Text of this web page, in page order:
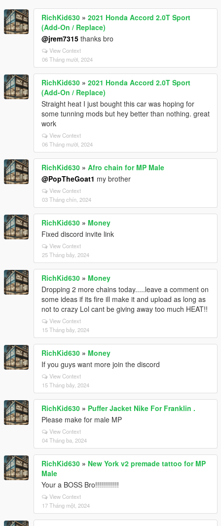
RichKid630 » 2021 Honda Accord 2.0T Sport
(Add-On / Replace)
@jrem7315 thanks bro
View Context
06 Tháng mười, 2024
RichKid630 » 2021 Honda Accord 2.0T Sport
(Add-On / Replace)
Straight heat I just bought this car was hoping for
some tunning mods but hey better than nothing. great
work
View Context
06 Tháng mười, 2024
RichKid630 » Afro chain for MP Male
@PopTheGoat1 my brother
View Context
03 Tháng chín, 2024
RichKid630 » Money
Fixed discord invite link
View Context
25 Tháng bảy, 2024
RichKid630 » Money
Dropping 2 more chains today.....leave a comment on
some ideas if its fire ill make it and upload as long as
not to crazy Lol cant be giving away too much HEAT!!
View Context
15 Tháng bảy, 2024
RichKid630 » Money
If you guys want more join the discord
View Context
15 Tháng bảy, 2024
RichKid630 » Puffer Jacket Nike For Franklin .
Please make for male MP
View Context
04 Tháng ba, 2024
RichKid630 » New York v2 premade tattoo for MP
Male
Your a BOSS Bro!!!!!!!!!!!!
View Context
17 Tháng một, 2024